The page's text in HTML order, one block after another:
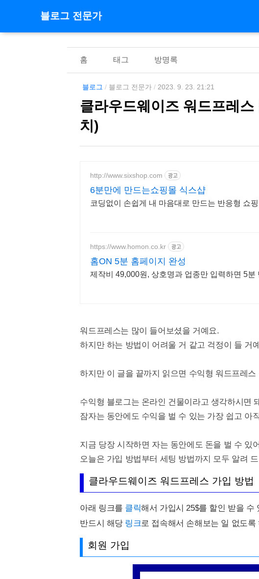
블로그 전문가
홈 태그 방명록
블로그 / 블로그 전문가 / 2023. 9. 23. 21:21
클라우드웨이즈 워드프레
치)
http://www.sixshop.com 광고
6분만에 만드는쇼핑몰 식스샵
코딩없이 손쉽게 내 마음대로 만드는 반응형 쇼
https://www.homon.co.kr 광고
홈ON 5분 홈페이지 완성
제작비 49,000원, 상호명과 업종만 입력하면 5분
워드프레스는 많이 들어보셨을 거예요.
하지만 하는 방법이 어려울 거 같고 걱정이 들 거
하지만 이 글을 끝까지 읽으면 수익형 워드프레
수익형 블로그는 온라인 건물이라고 생각하시면
잠자는 동안에도 수익을 벌 수 있는 가장 쉽고 아
지금 당장 시작하면 자는 동안에도 돈을 벌 수 있
오늘은 가입 방법부터 세팅 방법까지 모두 알려
클라우드웨이즈 워드프레스 가입 방법
아래 링크를 클릭해서 가입시 25$를 할인 받을 수
반드시 해당 링크로 접속해서 손해보는 일 없도록
회원 가입